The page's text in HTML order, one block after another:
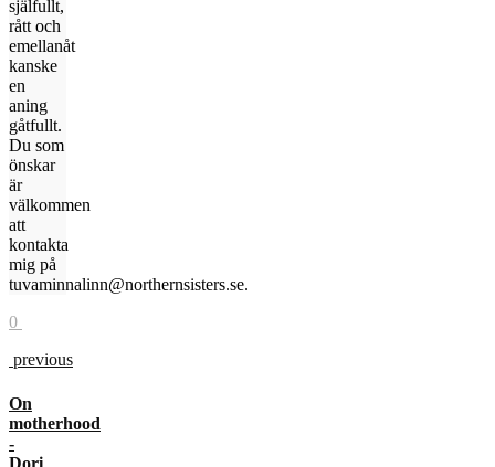
själfullt,
rått och
emellanåt
kanske
en
aning
gåtfullt.
Du som
önskar
är
välkommen
att
kontakta
mig på
tuvaminnalinn@northernsisters.se.
0
previous
On
motherhood
-
Dori